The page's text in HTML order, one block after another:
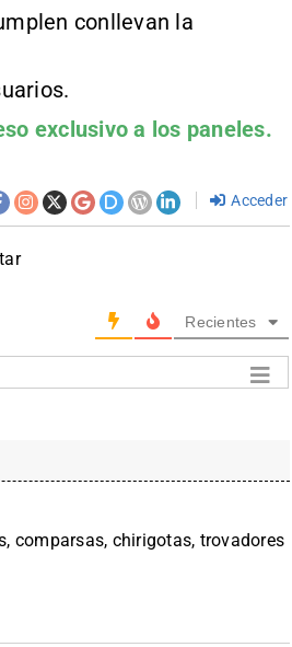
conllevan la
exclusivo a los paneles.
Acceder
Recientes
comparsas, chirigotas, trovadores